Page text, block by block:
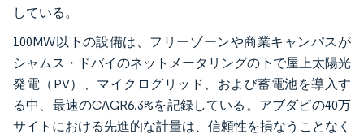
している。
100MW以下の設備は、フリーゾーンや商業キャンパスが
シャムス・ドバイのネットメータリングの下で屋上太陽光
発電（PV）、マイクログリッド、および蓄電池を導入す
る中、最速のCAGR6.3%を記録している。アブダビの40万
サイトにおける先進的な計量は、信頼性を損なうことなく